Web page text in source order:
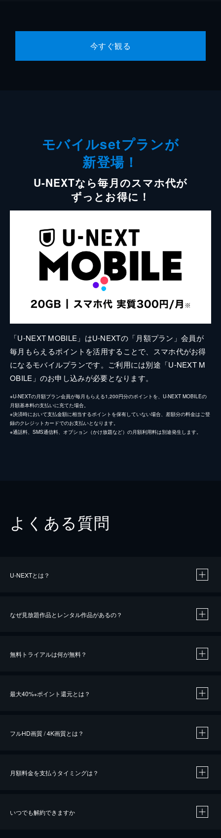
今すぐ観る
モバイルsetプランが
新登場！
U-NEXTなら毎月のスマホ代が
ずっとお得に！
「U-NEXT MOBILE」はU-NEXTの「月額プラン」会員が
毎月もらえるポイントを活用することで、スマホ代がお得
になるモバイルプランです。ご利用には別途「U-NEXT M
OBILE」のお申し込みが必要となります。
※U-NEXTの月額プラン会員が毎月もらえる1,200円分のポイントを、U-NEXT MOBILEの
月額基本料の支払いに充てた場合。
※決済時において支払金額に相当するポイントを保有していない場合、差額分の料金はご登
録のクレジットカードでのお支払いとなります。
※通話料、SMS通信料、オプション（かけ放題など）の月額利用料は別途発生します。
よくある質問
U-NEXTとは？
なぜ見放題作品とレンタル作品があるの？
無料トライアルは何が無料？
最大40%※ポイント還元とは？
※40％ポイント還元の対象は、クレジットカード決済による作品の購入 / レンタルです。
フルHD画質 / 4K画質とは？
月額料金を支払うタイミングは？
いつでも解約できますか